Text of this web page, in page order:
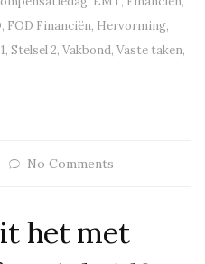
, FOD Financiën, Hervorming,
, Stelsel 2, Vakbond, Vaste taken,
No Comments
het met